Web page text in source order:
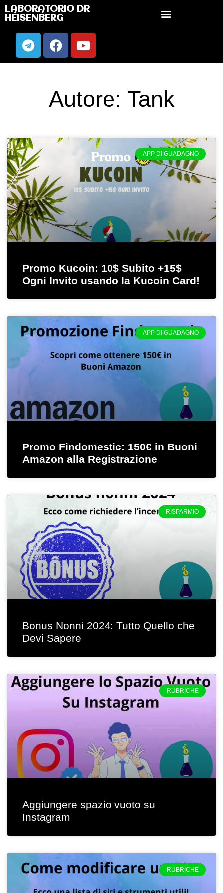
LABORATORIO DR
HEISENBERG
Autore: Tank
APP DI GUADAGNO
Promo Kucoin: 10$ Subito +15$
Ogni Invito usando la Kucoin Card!
APP DI GUADAGNO
Promo Findomestic: 150€ in Buoni
Amazon alla Registrazione
RISPARMIO
Bonus Nonni 2024: Tutto Quello che
Devi Sapere
RUBRICHE
Aggiungere spazio vuoto su
Instagram
RUBRICHE